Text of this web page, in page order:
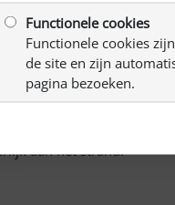
plaatsvinden in Egmond
is besteld en het
aan het strand.
Functionele cookies
Functionele cookies
de site en zijn
pagina bezoeken.